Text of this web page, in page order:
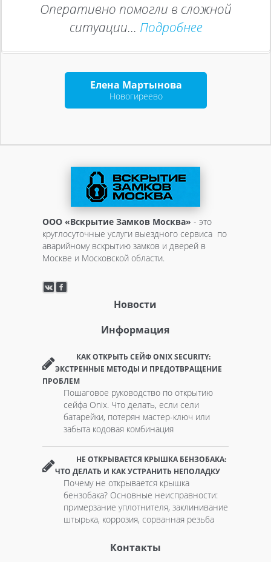
Оперативно помогли в сложной
ситуации... Подробнее
Елена Мартынова
Новогиреево
ООО «Вскрытие Замков Москва» - это
круглосуточные услуги выездного сервиса по
аварийному вскрытию замков и дверей в
Москве и Московской области.
Новости
Информация
КАК ОТКРЫТЬ СЕЙФ ONIX SECURITY:
ЭКСТРЕННЫЕ МЕТОДЫ И ПРЕДОТВРАЩЕНИЕ
ПРОБЛЕМ
Пошаговое руководство по открытию
сейфа Onix. Что делать, если сели
батарейки, потерян мастер-ключ или
забыта кодовая комбинация
НЕ ОТКРЫВАЕТСЯ КРЫШКА БЕНЗОБАКА:
ЧТО ДЕЛАТЬ И КАК УСТРАНИТЬ НЕПОЛАДКУ
Почему не открывается крышка
бензобака? Основные неисправности:
примерзание уплотнителя, заклинивание
штырька, коррозия, сорванная резьба
Контакты